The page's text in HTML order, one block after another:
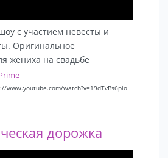
с участием невесты и
Оригинальное
жениха на свадьбе
www.youtube.com/watch?v=19dTvBs6pio
дорожка